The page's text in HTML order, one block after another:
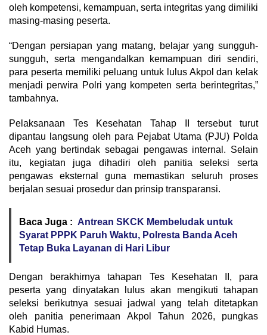
oleh kompetensi, kemampuan, serta integritas yang dimiliki
masing-masing peserta.
“Dengan persiapan yang matang, belajar yang sungguh-
sungguh, serta mengandalkan kemampuan diri sendiri,
para peserta memiliki peluang untuk lulus Akpol dan kelak
menjadi perwira Polri yang kompeten serta berintegritas,”
tambahnya.
Pelaksanaan Tes Kesehatan Tahap II tersebut turut
dipantau langsung oleh para Pejabat Utama (PJU) Polda
Aceh yang bertindak sebagai pengawas internal. Selain
itu, kegiatan juga dihadiri oleh panitia seleksi serta
pengawas eksternal guna memastikan seluruh proses
berjalan sesuai prosedur dan prinsip transparansi.
Baca Juga : Antrean SKCK Membeludak untuk
Syarat PPPK Paruh Waktu, Polresta Banda Aceh
Tetap Buka Layanan di Hari Libur
Dengan berakhirnya tahapan Tes Kesehatan II, para
peserta yang dinyatakan lulus akan mengikuti tahapan
seleksi berikutnya sesuai jadwal yang telah ditetapkan
oleh panitia penerimaan Akpol Tahun 2026, pungkas
Kabid Humas.